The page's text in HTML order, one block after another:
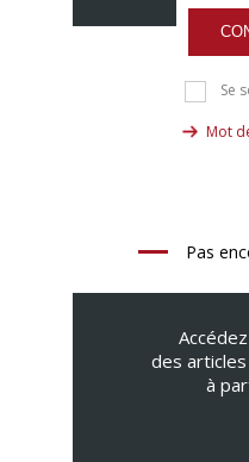
Se
Mot
Pas
des
à